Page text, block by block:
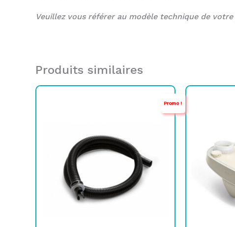
Veuillez vous référer au modèle technique de
Produits similaires
Promo !
TND
45,000.
TND
29,000.
TND
TND